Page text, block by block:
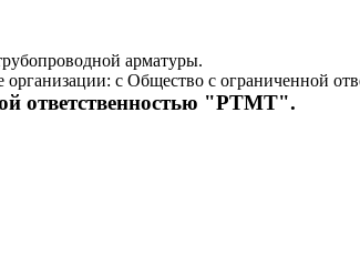
арматуры.
организации: с Общество с
ответственностью "РТМТ".